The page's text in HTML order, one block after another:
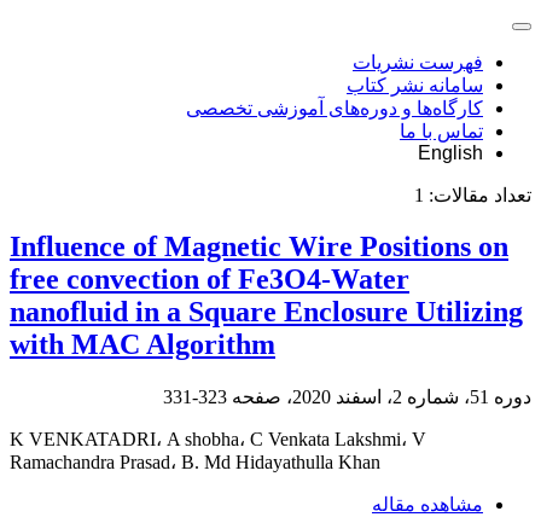
فهرست نشریات
سامانه نشر کتاب
کارگاه‌ها و دوره‌های آموزشی تخصصی
تماس با ما
English
تعداد مقالات: 1
Influence of Magnetic Wire Positions on
free convection of Fe3O4-Water
nanofluid in a Square Enclosure Utilizing
with MAC Algorithm
دوره 51، شماره 2، اسفند 2020، صفحه 323-331
K VENKATADRI، A shobha، C Venkata Lakshmi، V
Ramachandra Prasad، B. Md Hidayathulla Khan
مشاهده مقاله